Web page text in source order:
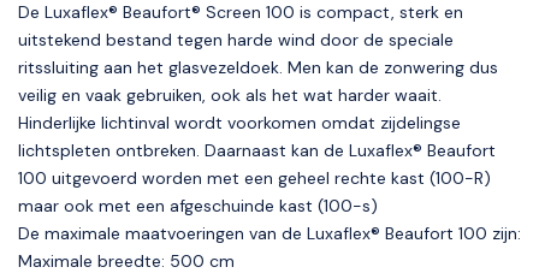
De Luxaflex® Beaufort® Screen 100 is compact, sterk en
uitstekend bestand tegen harde wind door de speciale
ritssluiting aan het glasvezeldoek. Men kan de zonwering dus
veilig en vaak gebruiken, ook als het wat harder waait.
Hinderlijke lichtinval wordt voorkomen omdat zijdelingse
lichtspleten ontbreken. Daarnaast kan de Luxaflex® Beaufort
100 uitgevoerd worden met een geheel rechte kast (100-R)
maar ook met een afgeschuinde kast (100-s)
De maximale maatvoeringen van de Luxaflex® Beaufort 100 zijn:
Maximale breedte: 500 cm